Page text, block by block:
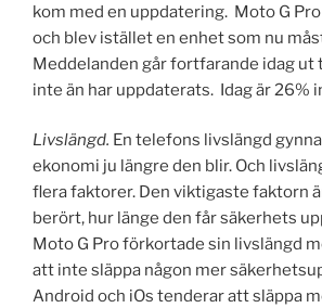
kom med en uppdatering. Moto G
och blev istället en enhet som nu
Meddelanden går fortfarande idag ut
inte än har uppdaterats. Idag är 26%
Livslängd. En telefons livslängd
ekonomi ju längre den blir. Och
flera faktorer. Den viktigaste faktorn
berört, hur länge den får säkerhets
Moto G Pro förkortade sin livslängd
att inte släppa någon mer
Android och iOs tenderar att släppa